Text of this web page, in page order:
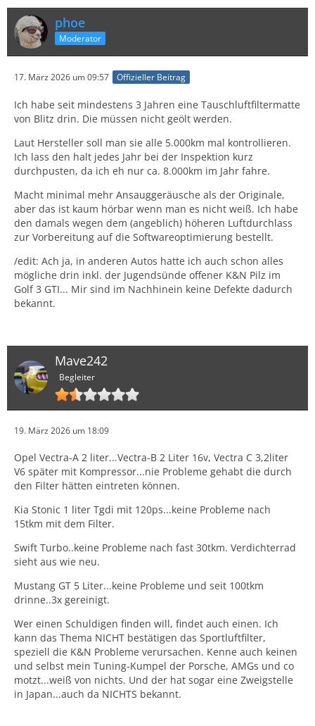
phoe
Moderator
17. März 2026 um 09:57 Offizieller Beitrag
Ich habe seit mindestens 3 Jahren eine Tauschluftfiltermatte
von Blitz drin. Die müssen nicht geölt werden.
Laut Hersteller soll man sie alle 5.000km mal kontrollieren.
Ich lass den halt jedes Jahr bei der Inspektion kurz
durchpusten, da ich eh nur ca. 8.000km im Jahr fahre.
Macht minimal mehr Ansauggeräusche als der Originale,
aber das ist kaum hörbar wenn man es nicht weiß. Ich habe
den damals wegen dem (angeblich) höheren Luftdurchlass
zur Vorbereitung auf die Softwareoptimierung bestellt.
/edit: Ach ja, in anderen Autos hatte ich auch schon alles
mögliche drin inkl. der Jugendsünde offener K&N Pilz im
Golf 3 GTI... Mir sind im Nachhinein keine Defekte dadurch
bekannt.
Mave242
Begleiter
19. März 2026 um 18:09
Opel Vectra-A 2 liter...Vectra-B 2 Liter 16v, Vectra C 3,2liter
V6 später mit Kompressor...nie Probleme gehabt die durch
den Filter hätten eintreten können.
Kia Stonic 1 liter Tgdi mit 120ps...keine Probleme nach
15tkm mit dem Filter.
Swift Turbo..keine Probleme nach fast 30tkm. Verdichterrad
sieht aus wie neu.
Mustang GT 5 Liter...keine Probleme und seit 100tkm
drinne..3x gereinigt.
Wer einen Schuldigen finden will, findet auch einen. Ich
kann das Thema NICHT bestätigen das Sportluftfilter,
speziell die K&N Probleme verursachen. Kenne auch keinen
und selbst mein Tuning-Kumpel der Porsche, AMGs und co
motzt...weiß von nichts. Und der hat sogar eine Zweigstelle
in Japan...auch da NICHTS bekannt.